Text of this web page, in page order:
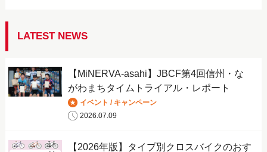
LATEST NEWS
【MiNERVA-asahi】JBCF第4回信州・な
がわまちタイムトライアル・レポート
イベント / キャンペーン
2026.07.09
【2026年版】タイプ別クロスバイクのおす